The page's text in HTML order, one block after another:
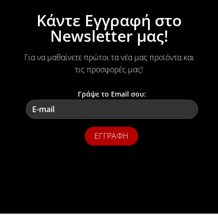
Κάντε Εγγραφή στο
Newsletter μας!
Για να μαθαίνετε πρώτοι τα νέα μας προϊόντα και
τις προσφορές μας!
Γράψε το Email σου: